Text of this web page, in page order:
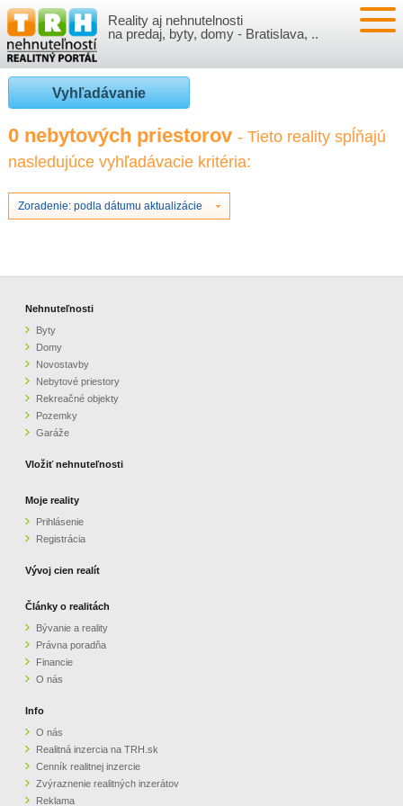
Reality aj nehnutelnosti
na predaj, byty, domy - Bratislava, ..
NEHNUTEĽNOSTI
BYTY
NOVOSTAVBY
NEBYTOVÉ PRIESTORY
GARÁŽE
VLOŽIŤ NEHNUTEĽNOSTI
PRIHLÁSENIE
REGISTRÁCIA
VÝVOJ CIEN REALÍT
ČLÁNKY O REALITÁCH
O NÁS
CENNÍK REALITNEJ INZERCIE
ZVÝRAZNENIE REALITNÝCH INZERÁTOV
PARTNERI
OBCHODNÉ PODMIENKY
KONTAKT
Vyhľadávanie
0 nebytových priestorov - Tieto reality spĺňajú
nasledujúce vyhľadávacie kritéria:
Zoradenie: podla dátumu aktualizácie
Nehnuteľnosti
Byty
Domy
Novostavby
Nebytové priestory
Rekreačné objekty
Pozemky
Garáže
Vložiť nehnuteľnosti
Moje reality
Prihlásenie
Registrácia
Vývoj cien realít
Články o realitách
Bývanie a reality
Právna poradňa
Financie
O nás
Info
O nás
Realitná inzercia na TRH.sk
Cenník realitnej inzercie
Zvýraznenie realitných inzerátov
Reklama